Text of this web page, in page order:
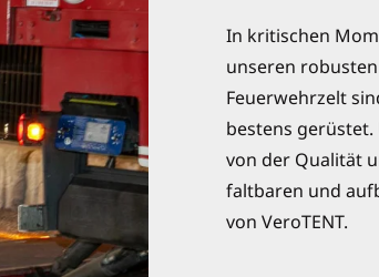
In kritischen
unseren
Feuerwehrzelt
bestens gerüstet.
von der Qualität
faltbaren und
von VeroTENT.